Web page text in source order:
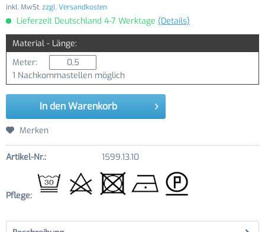
inkl. MwSt.zzgl. Versandkosten
Lieferzeit Deutschland 4-7 Werktage (Details)
Material - Länge:
Meter:
1 Nachkommastellen möglich
In den Warenkorb
Merken
Artikel-Nr.: 1599.13.10
Pflege: